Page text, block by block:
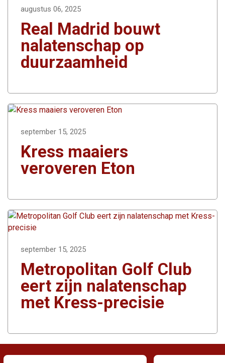
augustus 06, 2025
Real Madrid bouwt
nalatenschap op
duurzaamheid
september 15, 2025
Kress maaiers
veroveren Eton
september 15, 2025
Metropolitan Golf Club
eert zijn nalatenschap
met Kress-precisie